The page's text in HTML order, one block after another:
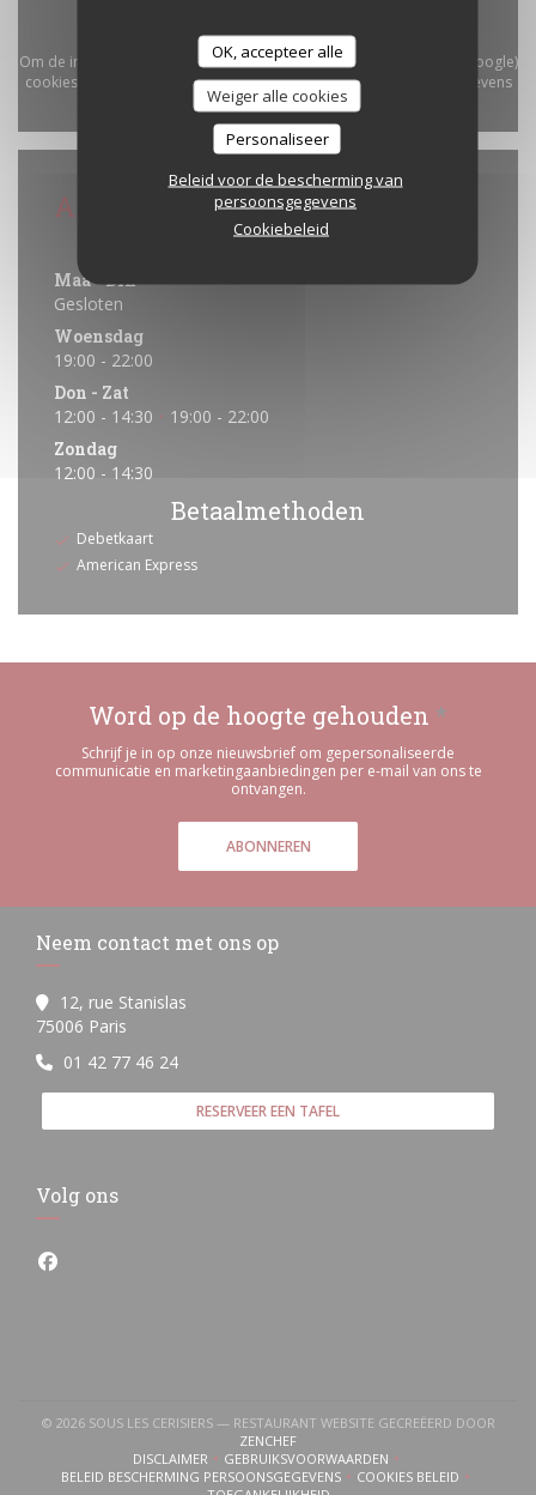
OK, accepteer alle
Weiger alle cookies
Personaliseer
Beleid voor de bescherming van
persoonsgegevens
Cookiebeleid
Om de interactieve Waze-kaart weer te geven, moet u Waze Map (Google)
cookies accepteren. Deze cookies kunnen navigatie- en locatiegegevens
verzamelen. Toestaan
Algemene informatie
Openingstijden
Maa-Din
Gesloten
Woensdag
19:00 - 22:00
Don - Zat
12:00 - 14:30 • 19:00 - 22:00
Zondag
12:00 - 14:30
Betaalmethoden
Debetkaart
American Express
Word op de hoogte gehouden *
Schrijf je in op onze nieuwsbrief om gepersonaliseerde
communicatie en marketingaanbiedingen per e-mail van ons te
ontvangen.
ABONNEREN
Neem contact met ons op
12, rue Stanislas
75006 Paris
01 42 77 46 24
RESERVEER EEN TAFEL
Volg ons
Facebook ((opent in een nieuw venster))
© 2026 SOUS LES CERISIERS — RESTAURANT WEBSITE GECREËERD DOOR
ZENCHEF((OPENT IN EEN NIEUW VENSTER))
DISCLAIMER((OPENT IN EEN NIEUW VENSTER))
GEBRUIKSVOORWAARDEN((OPENT IN EEN NIEUW VENSTER))
BELEID BESCHERMING PERSOONSGEGEVENS
((OPENT IN EEN NIEUW VENSTER))
COOKIES BELEID((OPENT IN EEN